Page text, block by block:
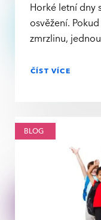
Horké letní dny
osvěžení.
zmrzlinu,
ČÍST VÍCE
BLOG